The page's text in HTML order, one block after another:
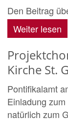
Den Beitrag
Weiter lesen
Kirche St.
Pontifikalamt
Einladung
natürlich zum